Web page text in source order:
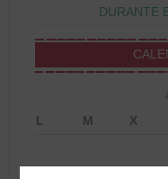
DURANTE
L
M X